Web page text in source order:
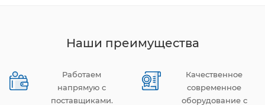
Наши преимущества
Работаем
напрямую с
поставщиками.
Качественное
современное
оборудование с